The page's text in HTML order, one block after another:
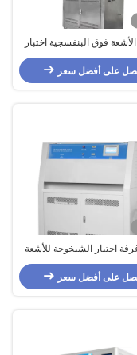
فوق البنفسجية اختبار
مع التحكم الآلي ،
فوق البنفسجية اختبار غرف
الشيخوخة الخفيفة
على أفضل سعر
اختبار الشيخوخة للأشعة
، غرفة الاختبار البيئي
على أفضل سعر